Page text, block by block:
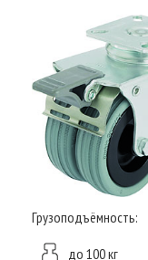
Грузоподъёмность:
до 100 кг